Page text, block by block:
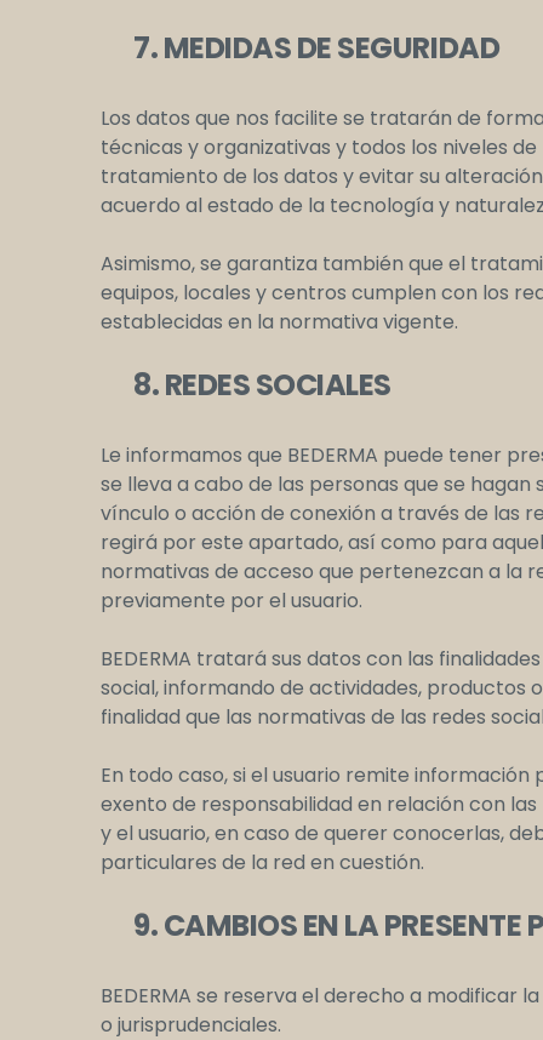
7. MEDIDAS DE SEGURIDAD
Los datos que nos facilite se tratarán de
técnicas y organizativas y todos los niveles
tratamiento de los datos y evitar su
acuerdo al estado de la tecnología y
Asimismo, se garantiza también que el
equipos, locales y centros cumplen con los
establecidas en la normativa vigente.
8. REDES SOCIALES
Le informamos que BEDERMA puede tener
se lleva a cabo de las personas que se
vínculo o acción de conexión a través de las
regirá por este apartado, así como para
normativas de acceso que pertenezcan a la
previamente por el usuario.
BEDERMA tratará sus datos con las
social, informando de actividades, productos
finalidad que las normativas de las redes
En todo caso, si el usuario remite información
exento de responsabilidad en relación con
y el usuario, en caso de querer conocerlas,
particulares de la red en cuestión.
9. CAMBIOS EN LA PRESENTE
BEDERMA se reserva el derecho a
o jurisprudenciales.